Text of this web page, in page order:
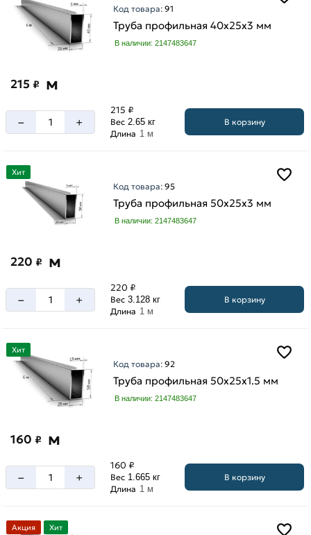
Код товара:91
Труба профильная 40х25х3 мм
В наличии: 2147483647
215 ₽ м
– +
215 ₽
Вес 2.65 кг
Длина 1 м
В корзину
Хит
Код товара:95
Труба профильная 50х25х3 мм
В наличии: 2147483647
220 ₽ м
– +
220 ₽
Вес 3.128 кг
Длина 1 м
В корзину
Хит
Код товара:92
Труба профильная 50х25х1.5 мм
В наличии: 2147483647
160 ₽ м
– +
160 ₽
Вес 1.665 кг
Длина 1 м
В корзину
Акция Хит